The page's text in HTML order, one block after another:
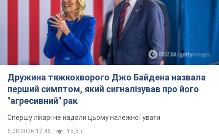
15,6 т.
Відпустка Лесі Нікітюк у Карпатах
обернулася скандалом: чому ведучу
несправедливо захейтили
Знаменитість вийшла на пряму комунікацію в
мережі та розставила всі крапки над "і"
9 годин тому
"Динамо" з перемоги стартувало у